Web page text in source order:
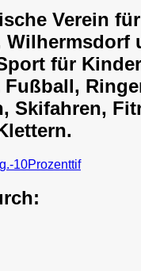
Verein für
Wilhermsdorf
für
Fußball,
Skifahren,